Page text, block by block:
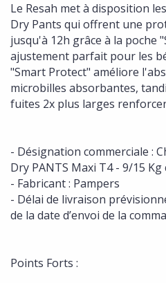
Le Resah met à disposition
Dry Pants qui offrent une
jusqu'à 12h grâce à la poche
ajustement parfait pour les
"Smart Protect" améliore
microbilles absorbantes,
fuites 2x plus larges
- Désignation commerciale :
Dry PANTS Maxi T4 - 9/15
- Fabricant : Pampers
- Délai de livraison
de la date d’envoi de la
Points Forts :